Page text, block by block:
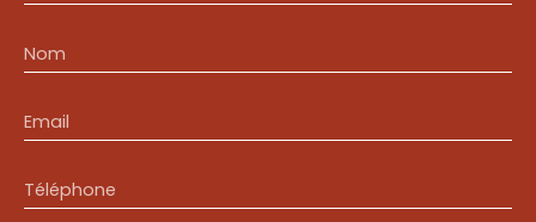
Nom
Email
Téléphone